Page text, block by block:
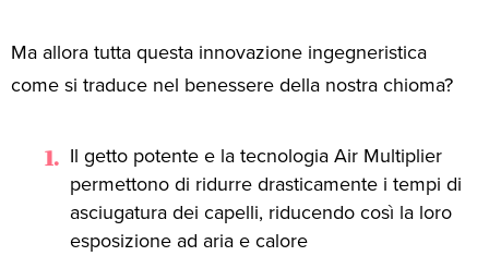
Ma allora tutta questa innovazione ingegneristica
come si traduce nel benessere della nostra chioma?
Il getto potente e la tecnologia Air Multiplier
permettono di ridurre drasticamente i tempi di
asciugatura dei capelli, riducendo così la loro
esposizione ad aria e calore